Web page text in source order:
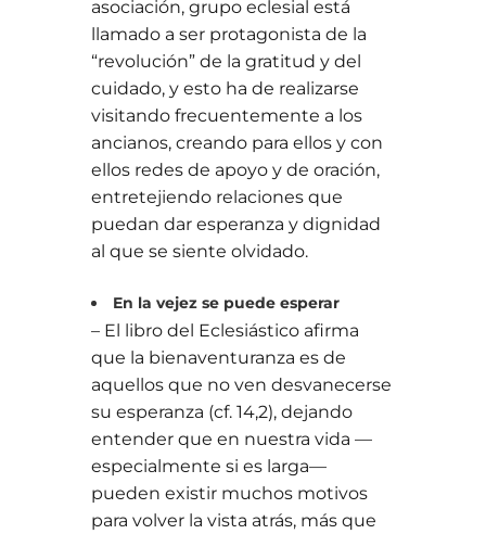
asociación, grupo eclesial está
llamado a ser protagonista de la
“revolución” de la gratitud y del
cuidado, y esto ha de realizarse
visitando frecuentemente a los
ancianos, creando para ellos y con
ellos redes de apoyo y de oración,
entretejiendo relaciones que
puedan dar esperanza y dignidad
al que se siente olvidado.
En la vejez se puede esperar
– El libro del Eclesiástico afirma
que la bienaventuranza es de
aquellos que no ven desvanecerse
su esperanza (cf. 14,2), dejando
entender que en nuestra vida —
especialmente si es larga—
pueden existir muchos motivos
para volver la vista atrás, más que